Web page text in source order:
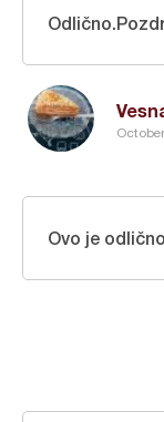
Ovo je odlično